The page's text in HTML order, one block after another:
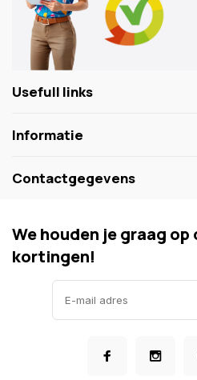
Usefull links
Informatie
Contactgegevens
We houden je graag op
kortingen!